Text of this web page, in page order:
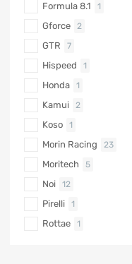
Formula 8.1 1
Gforce 2
GTR 7
Hispeed 1
Honda 1
Kamui 2
Koso 1
Morin Racing 23
Moritech 5
Noi 12
Pirelli 1
Rottae 1